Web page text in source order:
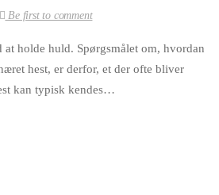
Be first to comment
at holde huld. Spørgsmålet om, hvordan
hest, er derfor, et der ofte bliver
kan typisk kendes…